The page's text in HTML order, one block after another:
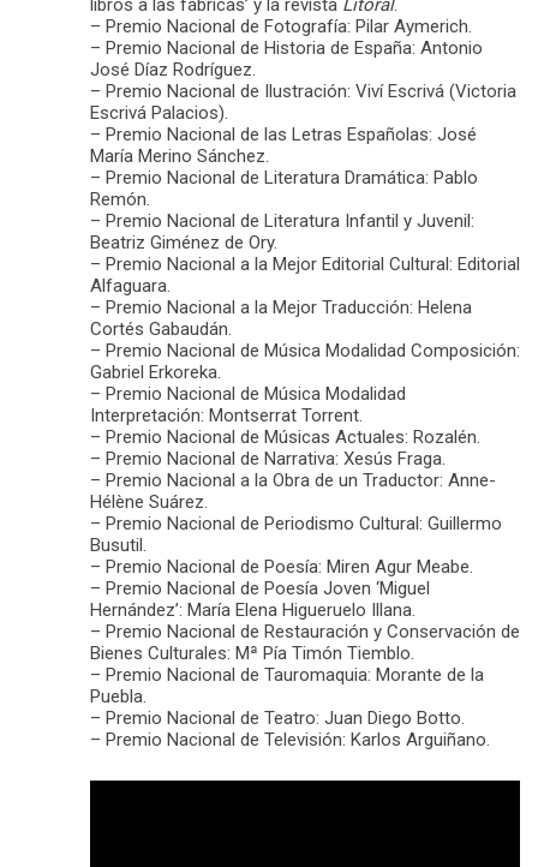
libros a las fábricas’ y la revista Litoral.
– Premio Nacional de Fotografía: Pilar Aymerich.
– Premio Nacional de Historia de España: Antonio
José Díaz Rodríguez.
– Premio Nacional de Ilustración: Viví Escrivá (Victoria
Escrivá Palacios).
– Premio Nacional de las Letras Españolas: José
María Merino Sánchez.
– Premio Nacional de Literatura Dramática: Pablo
Remón.
– Premio Nacional de Literatura Infantil y Juvenil:
Beatriz Giménez de Ory.
– Premio Nacional a la Mejor Editorial Cultural: Editorial
Alfaguara.
– Premio Nacional a la Mejor Traducción: Helena
Cortés Gabaudán.
– Premio Nacional de Música Modalidad Composición:
Gabriel Erkoreka.
– Premio Nacional de Música Modalidad
Interpretación: Montserrat Torrent.
– Premio Nacional de Músicas Actuales: Rozalén.
– Premio Nacional de Narrativa: Xesús Fraga.
– Premio Nacional a la Obra de un Traductor: Anne-
Hélène Suárez.
– Premio Nacional de Periodismo Cultural: Guillermo
Busutil.
– Premio Nacional de Poesía: Miren Agur Meabe.
– Premio Nacional de Poesía Joven ‘Miguel
Hernández’: María Elena Higueruelo Illana.
– Premio Nacional de Restauración y Conservación de
Bienes Culturales: Mª Pía Timón Tiemblo.
– Premio Nacional de Tauromaquia: Morante de la
Puebla.
– Premio Nacional de Teatro: Juan Diego Botto.
– Premio Nacional de Televisión: Karlos Arguiñano.